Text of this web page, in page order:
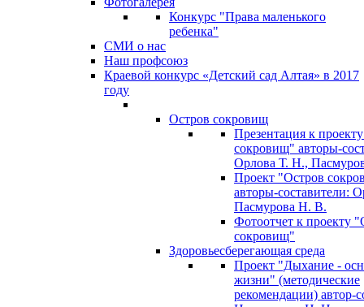
Конкурс "Права маленького
ребенка"
СМИ о нас
Наш профсоюз
Краевой конкурс «Детский сад Алтая» в 2017
году
Остров сокровищ
Презентация к
сокровищ" авторы-
Орлова Т. Н.,
Проект "Остров
авторы-составители:
Пасмурова Н. В.
Фотоотчет к проекту
сокровищ"
Здоровьесберегающая среда
Проект "Дыхание -
жизни" (методические
рекомендации) автор-